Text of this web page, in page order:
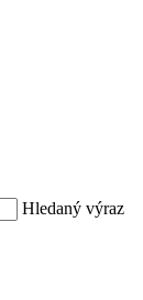
Hledaný výraz